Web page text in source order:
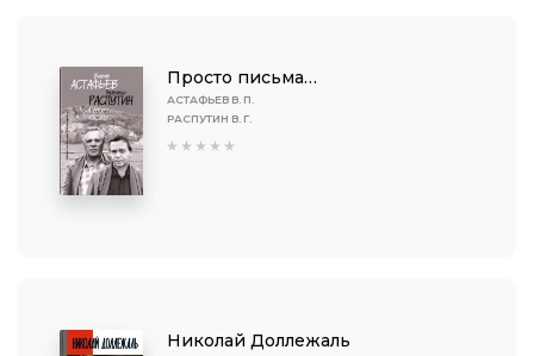
Просто письма…
АСТАФЬЕВ В. П.
РАСПУТИН В. Г.
Николай Доллежаль